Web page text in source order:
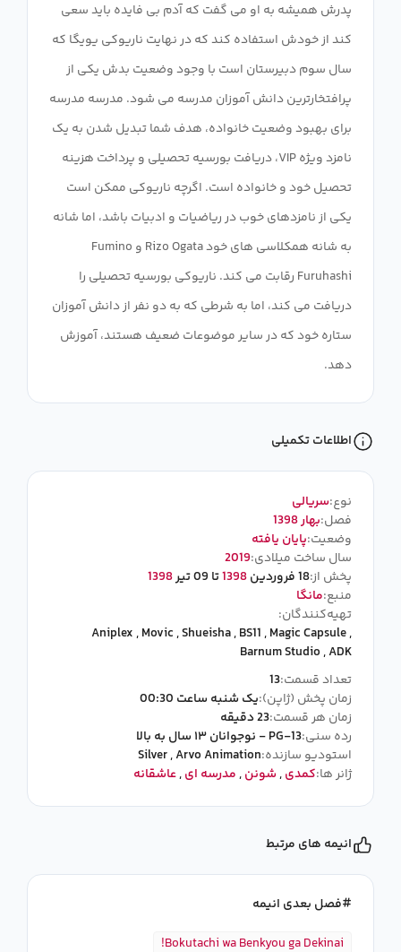
پدرش همیشه به او می گفت که آدم بی فایده باید سعی
کند از خودش استفاده کند که در نهایت ناریوکی یویگا که
سال سوم دبیرستان است با وجود وضعیت بدش یکی از
پرافتخارترین دانش آموزان مدرسه می شود. مدرسه مدرسه
برای بهبود وضعیت خانواده، هدف شما تبدیل شدن به یک
نامزد ویژه VIP، دریافت بورسیه تحصیلی و پرداخت هزینه
تحصیل خود و خانواده است. اگرچه ناریوکی ممکن است
یکی از نامزدهای خوب در ریاضیات و ادبیات باشد، اما شانه
به شانه همکلاسی های خود Rizo Ogata و Fumino
Furuhashi رقابت می کند. ناریوکی بورسیه تحصیلی را
دریافت می کند، اما به شرطی که به دو نفر از دانش آموزان
ستاره خود که در سایر موضوعات ضعیف هستند، آموزش
دهد.
اطلاعات تکمیلی
نوع:سریالی
فصل:بهار 1398
وضعیت:پایان یافته
سال ساخت میلادی:2019
پخش از:18 فروردین 1398تا 09 تیر
1398
منبع:مانگا
تهیه‌کنندگان:
Aniplex,Movic,Shueisha,BS11,Magic Capsule,
Barnum Studio,ADK
تعداد قسمت:13
زمان پخش (ژاپن):یک شنبه ساعت 00:30
زمان هر قسمت:23 دقیقه
رده سنی:PG-13 - نوجوانان ۱۳ سال به بالا
استودیو سازنده:
Silver,Arvo Animation
ژانر ها:کمدی,شونن,مدرسه ای,عاشقانه
انیمه های مرتبط
فصل بعدی انیمه
Bokutachi wa Benkyou ga Dekinai!